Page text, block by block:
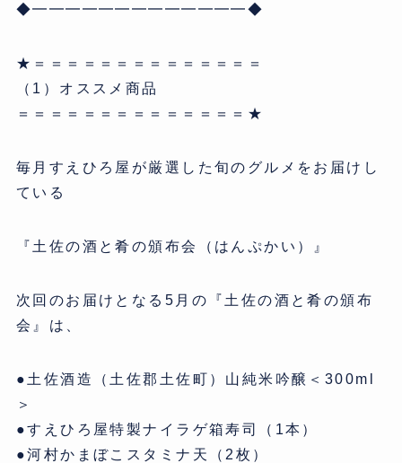
◆━━━━━━━━━━━━━◆
★＝＝＝＝＝＝＝＝＝＝＝＝＝＝
（1）オススメ商品
＝＝＝＝＝＝＝＝＝＝＝＝＝＝★
毎月すえひろ屋が厳選した旬のグルメをお届けし
ている
『土佐の酒と肴の頒布会（はんぷかい）』
次回のお届けとなる5月の『土佐の酒と肴の頒布
会』は、
●土佐酒造（土佐郡土佐町）山純米吟醸＜300ml
＞
●すえひろ屋特製ナイラゲ箱寿司（1本）
●河村かまぼこスタミナ天（2枚）